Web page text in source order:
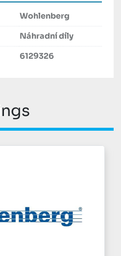
Wohlenberg
Náhradní díly
6129326